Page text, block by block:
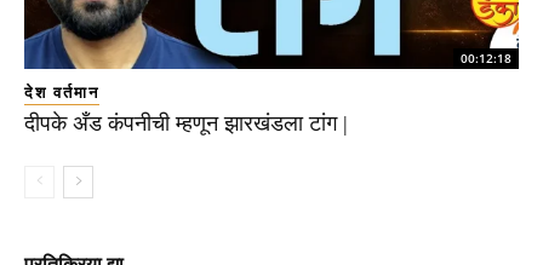
00:12:18
देश वर्तमान
दीपके अँड कंपनीची म्हणून झारखंडला टांग |